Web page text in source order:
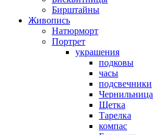
Бирштайны
Живопись
Натюрморт
Портрет
украшения
подковы
часы
подсвечники
Чернильница
Щетка
Тарелка
компас